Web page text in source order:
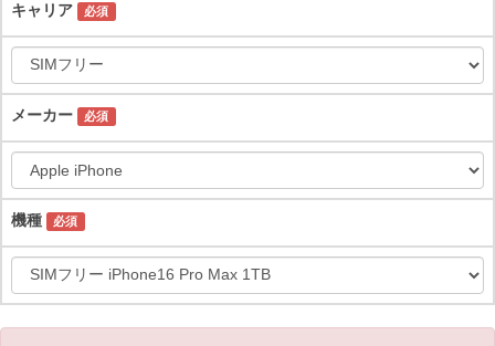
キャリア 必須
メーカー 必須
機種 必須